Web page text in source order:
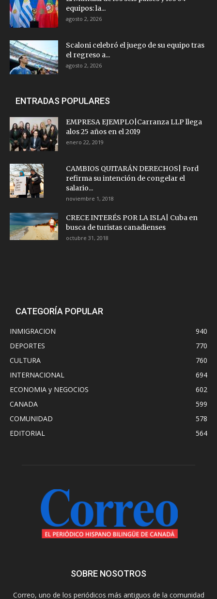
equipos: la...
agosto 2, 2026
Scaloni celebró el juego de su equipo tras
el regreso a...
agosto 2, 2026
ENTRADAS POPULARES
EMPRESA EJEMPLO|Carranza LLP llega
alos 25 años en el 2019
enero 22, 2019
CAMBIOS QUITARÁN DERECHOS| Ford
refirma su intención de congelar el
salario...
noviembre 1, 2018
CRECE INTERÉS POR LA ISLA| Cuba en
busca de turistas canadienses
octubre 31, 2018
CATEGORÍA POPULAR
INMIGRACION
940
DEPORTES
770
CULTURA
760
INTERNACIONAL
694
ECONOMIA y NEGOCIOS
602
CANADA
599
COMUNIDAD
578
EDITORIAL
564
SOBRE NOSOTROS
Correo, uno de los periódicos más antiguos de la comunidad